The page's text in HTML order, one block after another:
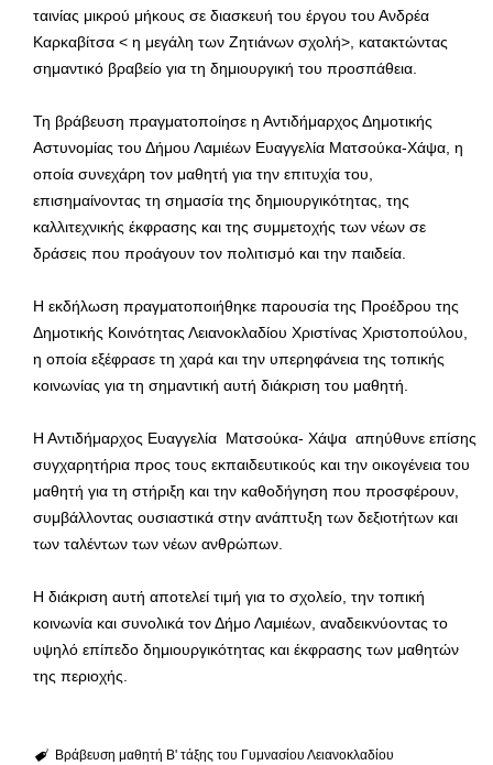
ταινίας μικρού μήκους σε διασκευή του έργου του Ανδρέα
Καρκαβίτσα < η μεγάλη των Ζητιάνων σχολή>, κατακτώντας
σημαντικό βραβείο για τη δημιουργική του προσπάθεια.
Τη βράβευση πραγματοποίησε η Αντιδήμαρχος Δημοτικής
Αστυνομίας του Δήμου Λαμιέων Ευαγγελία Ματσούκα-Χάψα, η
οποία συνεχάρη τον μαθητή για την επιτυχία του,
επισημαίνοντας τη σημασία της δημιουργικότητας, της
καλλιτεχνικής έκφρασης και της συμμετοχής των νέων σε
δράσεις που προάγουν τον πολιτισμό και την παιδεία.
Η εκδήλωση πραγματοποιήθηκε παρουσία της Προέδρου της
Δημοτικής Κοινότητας Λειανοκλαδίου Χριστίνας Χριστοπούλου,
η οποία εξέφρασε τη χαρά και την υπερηφάνεια της τοπικής
κοινωνίας για τη σημαντική αυτή διάκριση του μαθητή.
Η Αντιδήμαρχος Ευαγγελία Ματσούκα- Χάψα απηύθυνε επίσης
συγχαρητήρια προς τους εκπαιδευτικούς και την οικογένεια του
μαθητή για τη στήριξη και την καθοδήγηση που προσφέρουν,
συμβάλλοντας ουσιαστικά στην ανάπτυξη των δεξιοτήτων και
των ταλέντων των νέων ανθρώπων.
Η διάκριση αυτή αποτελεί τιμή για το σχολείο, την τοπική
κοινωνία και συνολικά τον Δήμο Λαμιέων, αναδεικνύοντας το
υψηλό επίπεδο δημιουργικότητας και έκφρασης των μαθητών
της περιοχής.
Βράβευση μαθητή Β' τάξης του Γυμνασίου Λειανοκλαδίου